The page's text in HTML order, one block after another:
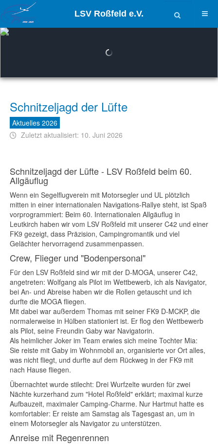
LSV Roßfeld e.V.
Schnitzeljagd der Lüfte
Aktuelles 2026
Zuletzt aktualisiert: 10. Juni 2026
Schnitzeljagd der Lüfte - LSV Roßfeld beim 60.
Allgäuflug
Wenn ein Segelflugverein mit Motorsegler und UL plötzlich
mitten in einer internationalen Navigations-Rallye steht, ist Spaß
vorprogrammiert: Beim 60. Internationalen Allgäuflug in
Leutkirch haben wir vom LSV Roßfeld mit unserer C42 und einer
FK9 gezeigt, dass Präzision, Campingromantik und viel
Gelächter hervorragend zusammenpassen.
Crew, Flieger und "Bodenpersonal"
Für den LSV Roßfeld sind wir mit der D-MOGA, unserer C42,
angetreten: Wolfgang als Pilot im Wettbewerb, ich als Navigator,
bei An- und Abreise haben wir die Rollen getauscht und ich
durfte die MOGA fliegen.
Mit dabei war außerdem Thomas mit seiner FK9 D-MCKP, die
normalerweise in Hülben stationiert ist. Er flog den Wettbewerb
als Pilot, seine Freundin Gaby war Navigatorin.
Als heimlicher Joker im Team erwies sich meine Tochter Mia:
Sie reiste mit Gaby im Wohnmobil an, organisierte vor Ort alles,
was nicht fliegt, und durfte auf dem Rückweg in der FK9 mit
nach Hause fliegen.
Übernachtet wurde stilecht: Drei Wurfzelte wurden für zwei
Nächte kurzerhand zum "Hotel Roßfeld" erklärt; maximal kurze
Aufbauzeit, maximaler Camping-Charme. Nur Hartmut hatte es
komfortabler: Er reiste am Samstag als Tagesgast an, um in
einem Motorsegler als Navigator zu unterstützen.
Anreise mit Regenrennen